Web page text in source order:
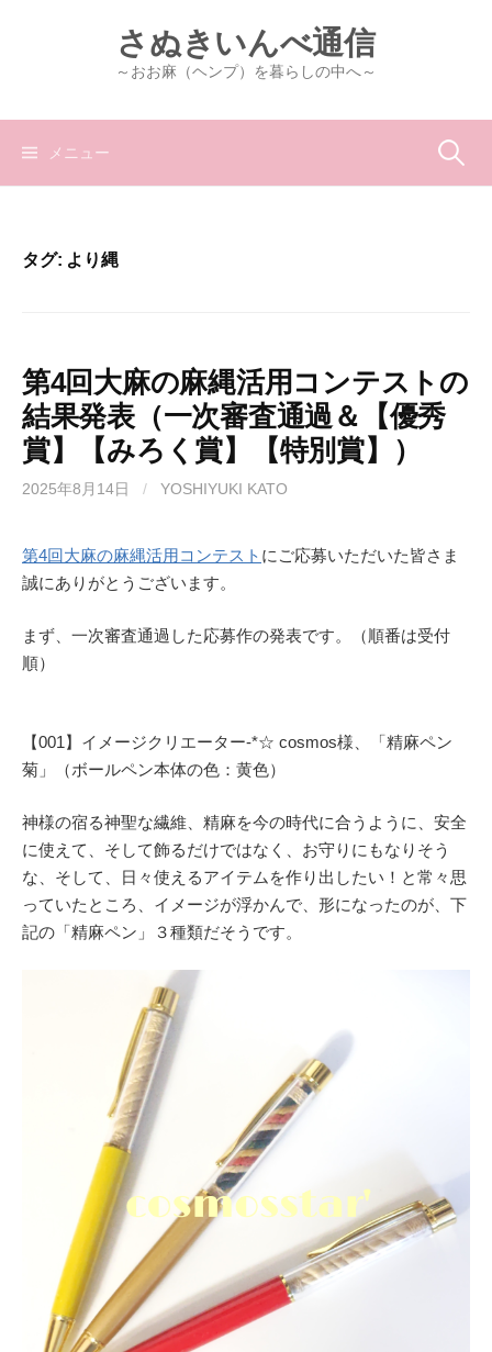
ツ
さぬきいんべ通信
～おお麻（ヘンプ）を暮らしの中へ～
メニュー 検
タグ: より縄
第4回大麻の麻縄活用コンテストの
結果発表（一次審査通過＆【優秀
賞】【みろく賞】【特別賞】）
2025年8月14日 / YOSHIYUKI KATO
第4回大麻の麻縄活用コンテスト にご応募いただいた皆さま
誠にありがとうございます。
まず、一次審査通過した応募作の発表です。（順番は受付
順）
【001】イメージクリエーター-*☆ cosmos様、「精麻ペン
菊」（ボールペン本体の色：黄色）
神様の宿る神聖な繊維、精麻を今の時代に合うように、安全
に使えて、そして飾るだけではなく、お守りにもなりそう
な、そして、日々使えるアイテムを作り出したい！と常々思
っていたところ、イメージが浮かんで、形になったのが、下
記の「精麻ペン」３種類だそうです。